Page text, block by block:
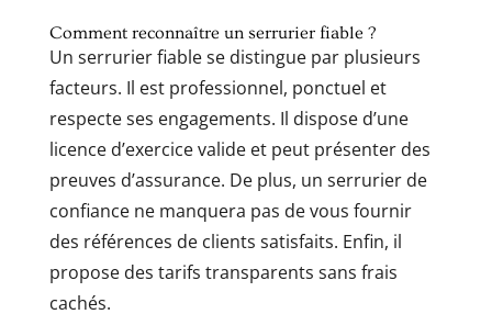
Comment reconnaître un serrurier fiable ?
Un serrurier fiable se distingue par plusieurs
facteurs. Il est professionnel, ponctuel et
respecte ses engagements. Il dispose d’une
licence d’exercice valide et peut présenter des
preuves d’assurance. De plus, un serrurier de
confiance ne manquera pas de vous fournir
des références de clients satisfaits. Enfin, il
propose des tarifs transparents sans frais
cachés.